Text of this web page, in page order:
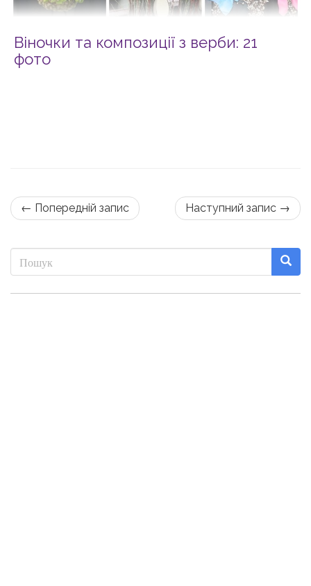
Віночки та композиції з верби: 21
фото
← Попередній запис Наступний запис →